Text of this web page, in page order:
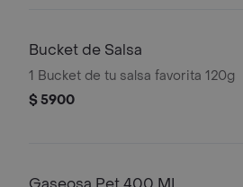
Bucket de Salsa
1 Bucket de tu salsa favorita 120g
$ 5900